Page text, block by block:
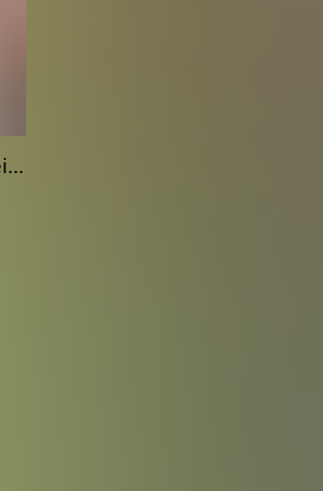
Finde Orientierung in deinem Körper und Geist | Katonah Yoga mit Daniela